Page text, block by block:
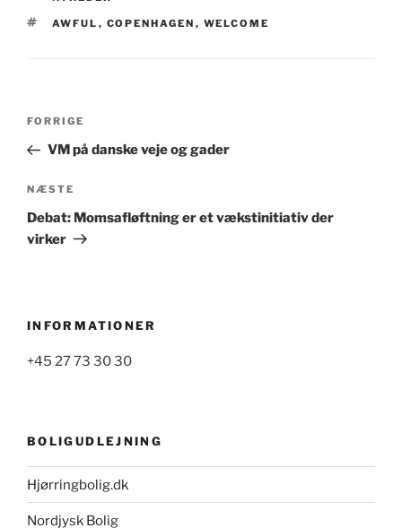
TAGS
AWFUL , COPENHAGEN , WELCOME
Indlægsnavigation
Forrige
indlæg
FORRIGE
VM på danske veje og gader
Næste
indlæg
NÆSTE
Debat: Momsafløftning er et vækstinitiativ der
virker
INFORMATIONER
+45 27 73 30 30
BOLIGUDLEJNING
Hjørringbolig.dk
Nordjysk Bolig